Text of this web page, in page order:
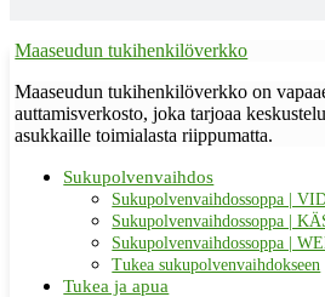
Maaseudun tukihenkilöverkko
Maaseudun tukihenkilöverkko on
auttamisverkosto, joka tarjoaa
asukkaille toimialasta riippumatta.
Sukupolvenvaihdos
Sukupolvenvaihdossoppa |
Sukupolvenvaihdossoppa |
Sukupolvenvaihdossoppa |
Tukea sukupolvenvaihdokseen
Tukea ja apua